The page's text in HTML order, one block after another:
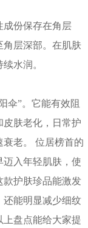
成份保存在角层
角层深部。在肌肤
水润。
伞”。它能有效阻
肤老化，日常护
老。 位居榜首的
迈入年轻肌肤，使
款护肤珍品能激发
还能明显减少细纹
盘点能给大家提